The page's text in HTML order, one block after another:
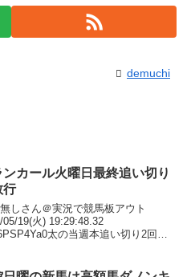
demuchi
ンカール火曜日最終追い切り
行
しさん＠実況で競馬板アウト
05/19(火) 19:29:48.32
太の当週本追い切り2回を